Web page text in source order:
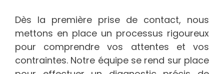
Dès la première prise de contact, nous
mettons en place un processus rigoureux
pour comprendre vos attentes et vos
contraintes. Notre équipe se rend sur place